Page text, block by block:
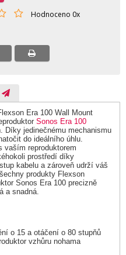
Hodnoceno 0x
Era 100 Wall Mount
Sonos Era 100
Díky jedinečnému mechanismu
do ideálního úhlu.
vaším reproduktorem
prostředí díky
kabelu a zároveň udrží váš
produkty Flexson
Sonos Era 100 precizně
a snadná.
o 15 a otáčení o 80 stupňů
vzhůru nohama